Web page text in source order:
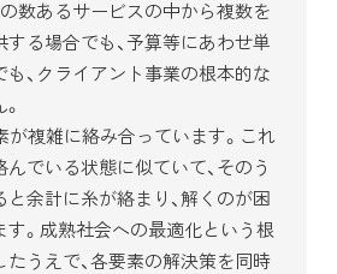
数あるサービスの中から複数を
る場合でも、予算等にあわせ単
、クライアント事業の根本的な
が複雑に絡み合っています。これ
でいる状態に似ていて、そのう
余計に糸が絡まり、解くのが困
。成熟社会への最適化という根
うえで、各要素の解決策を同時